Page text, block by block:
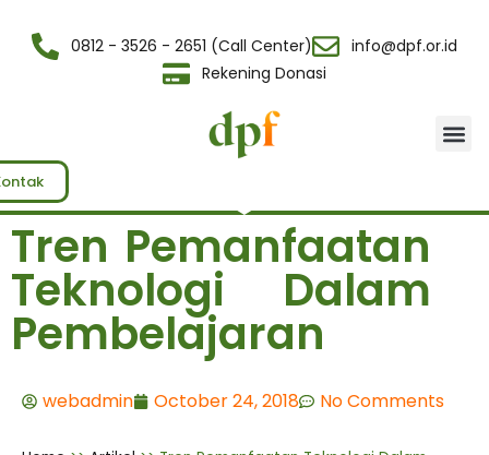
0812 - 3526 - 2651 (Call Center)
info@dpf.or.id
Rekening Donasi
Tren Pemanfaatan
Teknologi Dalam
Pembelajaran
webadmin October 24, 2018 No Comments